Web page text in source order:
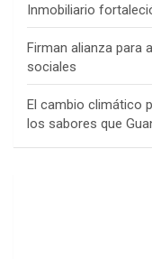
Inmobiliario
Firman alianza para
sociales
El cambio climático
los sabores que